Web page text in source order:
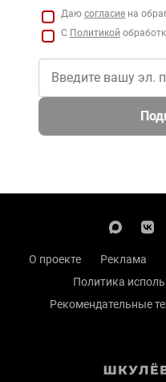
Даю согласие на
С Политикой
О проекте Реклама
Политика
Рекомендательные